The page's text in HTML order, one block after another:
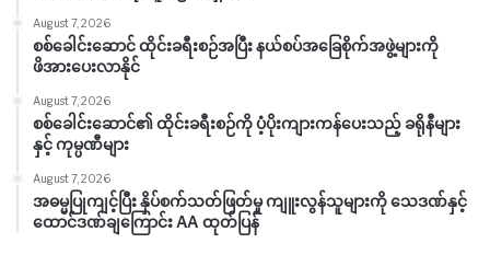
August 7, 2026
စစ်ခေါင်းဆောင် ထိုင်းခရီးစဉ်အပြီး နယ်စပ်အခြေစိုက်အဖွဲ့များကို
ဖိအားပေးလာနိုင်
August 7, 2026
စစ်ခေါင်းဆောင်၏ ထိုင်းခရီးစဉ်ကို ပံ့ပိုးကျားကန်ပေးသည့် ခရိုနီများ
နှင့် ကုမ္ပဏီများ
August 7, 2026
အဓမ္မပြုကျင့်ပြီး နှိပ်စက်သတ်ဖြတ်မှု ကျူးလွန်သူများကို သေဒဏ်နှင့်
ထောင်ဒဏ်ချကြောင်း AA ထုတ်ပြန်